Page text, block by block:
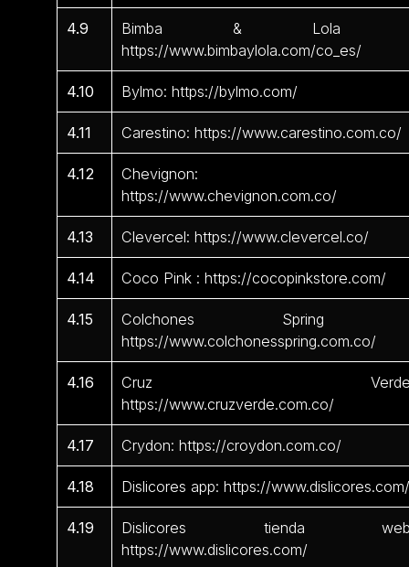
4.9
Bimba & Lola
https://www.bimbaylola.com/co_es/
4.10 Bylmo: https://bylmo.com/
4.11 Carestino: https://www.carestino.com.co/
4.12
Chevignon:
https://www.chevignon.com.co/
4.13 Clevercel: https://www.clevercel.co/
4.14 Coco Pink : https://cocopinkstore.com/
4.15
Colchones Spring
https://www.colchonesspring.com.co/
4.16
Cruz
https://www.cruzverde.com.co/
4.17 Crydon: https://croydon.com.co/
4.18 Dislicores app: https://
4.19
Dislicores tienda
https://www.dislicores.com/